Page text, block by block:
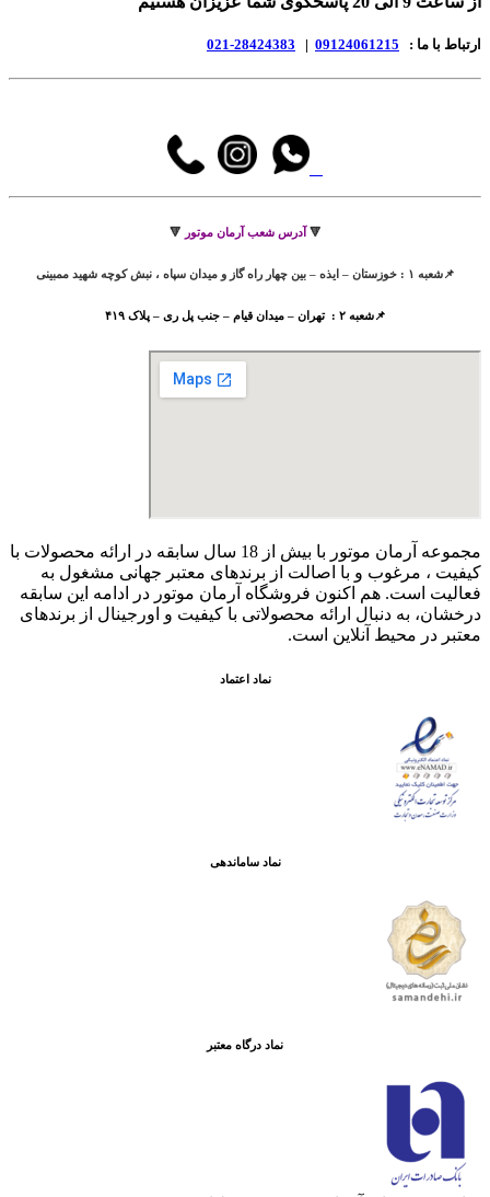
ارتباط با ما : 09124061215
|
28424383-021
🔻 آدرس شعب آرمان موتور 🔻
📌شعبه ۱ : خوزستان – ایذه – بین چهار راه گاز و میدان سپاه ، نبش کوچه شهید ممبینی
📌شعبه ۲ : تهران – میدان قیام – جنب پل ری – پلاک ۴۱۹
مجموعه آرمان موتور با بیش از 18 سال سابقه در ارائه محصولات با
کيفيت ، مرغوب و با اصالت از برندهای معتبر جهانی مشغول به
فعاليت است. هم اکنون فروشگاه آرمان موتور در ادامه اين سابقه
درخشان، به دنبال ارائه محصولاتی با کيفيت و اورجينال از برندهای
معتبر در محيط آنلاين است.
نماد اعتماد
نماد ساماندهی
نماد درگاه معتبر